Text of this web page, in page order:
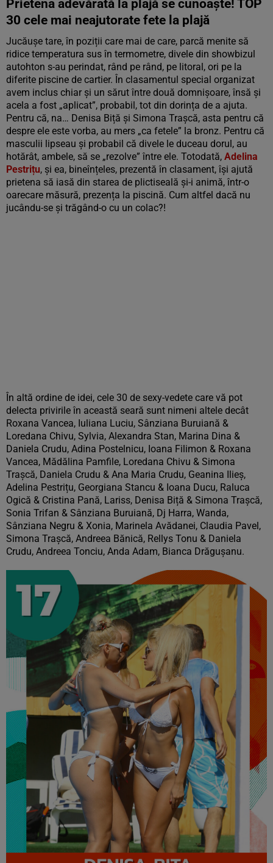
Prietena adevărată la plajă se cunoaște! TOP
30 cele mai neajutorate fete la plajă
Jucăușe tare, în poziții care mai de care, parcă menite să
ridice temperatura sus în termometre, divele din showbizul
autohton s-au perindat, rând pe rând, pe litoral, ori pe la
diferite piscine de cartier. În clasamentul special organizat
avem inclus chiar și un sărut între două domnișoare, însă și
acela a fost „aplicat”, probabil, tot din dorința de a ajuta.
Pentru că, na… Denisa Biță și Simona Trașcă, asta pentru că
despre ele este vorba, au mers „ca fetele” la bronz. Pentru că
masculii lipseau și probabil că divele le duceau dorul, au
hotărât, ambele, să se „rezolve” între ele. Totodată, Adelina
Pestrițu, și ea, bineînțeles, prezentă în clasament, își ajută
prietena să iasă din starea de plictiseală și-i animă, într-o
oarecare măsură, prezența la piscină. Cum altfel dacă nu
jucându-se și trăgând-o cu un colac?!
În altă ordine de idei, cele 30 de sexy-vedete care vă pot
delecta privirile în această seară sunt nimeni altele decât
Roxana Vancea, Iuliana Luciu, Sânziana Buruiană &
Loredana Chivu, Sylvia, Alexandra Stan, Marina Dina &
Daniela Crudu, Adina Postelnicu, Ioana Filimon & Roxana
Vancea, Mădălina Pamfile, Loredana Chivu & Simona
Trașcă, Daniela Crudu & Ana Maria Crudu, Geanina Ilieș,
Adelina Pestrițu, Georgiana Stancu & Ioana Ducu, Raluca
Ogică & Cristina Pană, Lariss, Denisa Biță & Simona Trașcă,
Sonia Trifan & Sânziana Buruiană, Dj Harra, Wanda,
Sânziana Negru & Xonia, Marinela Avădanei, Claudia Pavel,
Simona Trașcă, Andreea Bănică, Rellys Tonu & Daniela
Crudu, Andreea Tonciu, Anda Adam, Bianca Drăgușanu.